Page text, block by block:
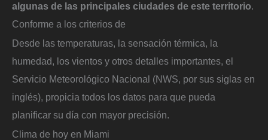
algunas de las principales ciudades de este territorio.
Conforme a los criterios de
Desde las temperaturas, la sensación térmica, la
humedad, los vientos y otros detalles importantes, el
Servicio Meteorológico Nacional (NWS, por sus siglas en
inglés), propicia todos los datos para que pueda
planificar su día con mayor precisión.
Clima de hoy en Miami